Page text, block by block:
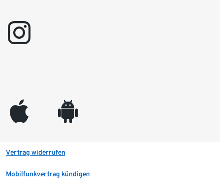
instagram
appleinc android
Vertrag widerrufen
Mobilfunkvertrag kündigen